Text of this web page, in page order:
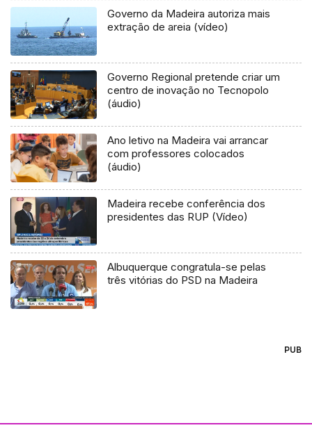
Governo da Madeira autoriza mais
extração de areia (vídeo)
Governo Regional pretende criar um
centro de inovação no Tecnopolo
(áudio)
Ano letivo na Madeira vai arrancar
com professores colocados
(áudio)
Madeira recebe conferência dos
presidentes das RUP (Vídeo)
Albuquerque congratula-se pelas
três vitórias do PSD na Madeira
PUB